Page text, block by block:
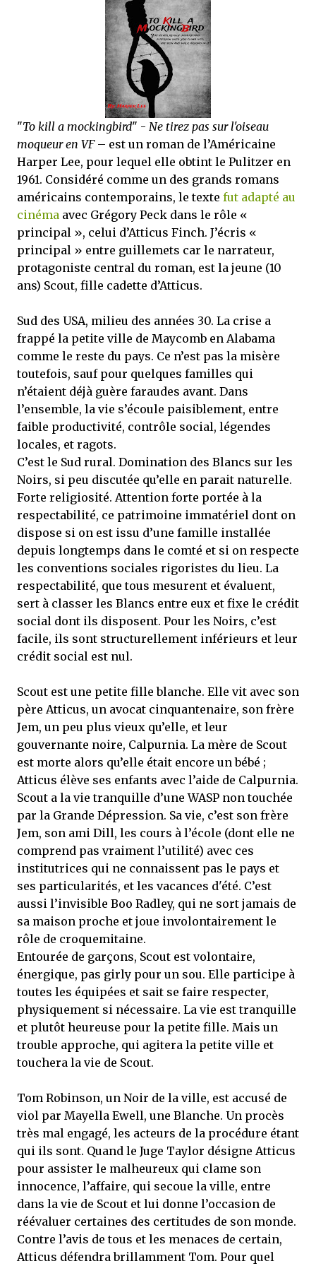
que Thomas connaissait et appréciait Olivier. Marlowe découvre une ville qu’il
ne connaissait pas, habitée par la méfiance, la peur et le rigorisme de la Ligue,
une ville pleine de mystères et de vieilles rancœurs. La Dame d...
"To kill a mockingbird" - Ne tirez pas sur l'oiseau
moqueur en VF– est un roman de l’Américaine
Harper Lee, pour lequel elle obtint le Pulitzer en
1961. Considéré comme un des grands romans
américains contemporains, le texte fut adapté au
cinéma avec Grégory Peck dans le rôle «
principal », celui d’Atticus Finch. J’écris «
principal » entre guillemets car le narrateur,
protagoniste central du roman, est la jeune (10
ans) Scout, fille cadette d’Atticus.
Sud des USA, milieu des années 30. La crise a
frappé la petite ville de Maycomb en Alabama
comme le reste du pays. Ce n’est pas la misère
toutefois, sauf pour quelques familles qui
n’étaient déjà guère faraudes avant. Dans
l’ensemble, la vie s’écoule paisiblement, entre
faible productivité, contrôle social, légendes
locales, et ragots.
C’est le Sud rural. Domination des Blancs sur les
Noirs, si peu discutée qu’elle en parait naturelle.
Forte religiosité. Attention forte portée à la
respectabilité, ce patrimoine immatériel dont on
dispose si on est issu d’une famille installée
depuis longtemps dans le comté et si on respecte
les conventions sociales rigoristes du lieu. La
respectabilité, que tous mesurent et évaluent,
sert à classer les Blancs entre eux et fixe le crédit
social dont ils disposent. Pour les Noirs, c’est
facile, ils sont structurellement inférieurs et leur
crédit social est nul.
Scout est une petite fille blanche. Elle vit avec son
père Atticus, un avocat cinquantenaire, son frère
Jem, un peu plus vieux qu’elle, et leur
gouvernante noire, Calpurnia. La mère de Scout
est morte alors qu’elle était encore un bébé ;
Atticus élève ses enfants avec l’aide de Calpurnia.
Scout a la vie tranquille d’une WASP non touchée
par la Grande Dépression. Sa vie, c’est son frère
Jem, son ami Dill, les cours à l’école (dont elle ne
comprend pas vraiment l’utilité) avec ces
institutrices qui ne connaissent pas le pays et
ses particularités, et les vacances d'été. C’est
aussi l’invisible Boo Radley, qui ne sort jamais de
sa maison proche et joue involontairement le
rôle de croquemitaine.
Entourée de garçons, Scout est volontaire,
énergique, pas girly pour un sou. Elle participe à
toutes les équipées et sait se faire respecter,
physiquement si nécessaire. La vie est tranquille
et plutôt heureuse pour la petite fille. Mais un
trouble approche, qui agitera la petite ville et
touchera la vie de Scout.
Tom Robinson, un Noir de la ville, est accusé de
viol par Mayella Ewell, une Blanche. Un procès
très mal engagé, les acteurs de la procédure étant
qui ils sont. Quand le Juge Taylor désigne Atticus
pour assister le malheureux qui clame son
innocence, l’affaire, qui secoue la ville, entre
dans la vie de Scout et lui donne l’occasion de
réévaluer certaines des certitudes de son monde.
Contre l’avis de tous et les menaces de certain,
Atticus défendra brillamment Tom. Pour quel